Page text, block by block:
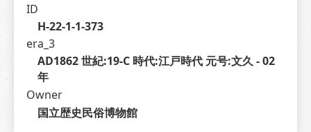
ID
H-22-1-1-373
era_3
AD1862 世紀:19-C 時代:江戸時代 元号:文久 - 02
年
Owner
国立歴史民俗博物館